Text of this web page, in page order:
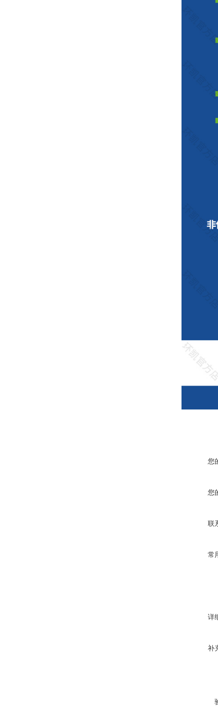
您
您
联
常
详
补